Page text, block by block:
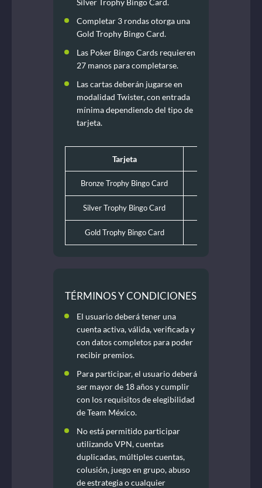
Completar 3 rondas otorga una
Gold Trophy Bingo Card.
Las Poker Bingo Cards requieren
27 manos para completarse.
Las cartas deberán jugarse en
modalidad Twister, con entrada
mínima dependiendo del tipo de
tarjeta.
Tarjeta
Bronze Trophy Bingo Card
Silver Trophy Bingo Card
Gold Trophy Bingo Card
TÉRMINOS Y CONDICIONES
El usuario deberá tener una
cuenta activa, válida, verificada y
con datos completos para poder
recibir premios.
Para participar, el usuario deberá
ser mayor de 18 años y cumplir
con los requisitos de elegibilidad
de Team México.
No está permitido participar
utilizando VPN, cuentas
duplicadas, múltiples cuentas,
colusión, juego en grupo, abuso
de estrategia o cualquier